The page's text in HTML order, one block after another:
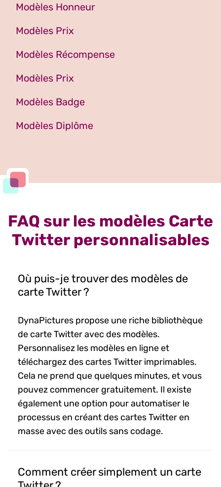
Modèles Honneur
Modèles Prix
Modèles Récompense
Modèles Prix
Modèles Badge
Modèles Diplôme
FAQ sur les modèles Carte
Twitter personnalisables
Où puis-je trouver des modèles de
carte Twitter ?
DynaPictures propose une riche bibliothèque
de carte Twitter avec des modèles.
Personnalisez les modèles en ligne et
téléchargez des cartes Twitter imprimables.
Cela ne prend que quelques minutes, et vous
pouvez commencer gratuitement. Il existe
également une option pour automatiser le
processus en créant des cartes Twitter en
masse avec des outils sans codage.
Comment créer simplement un carte